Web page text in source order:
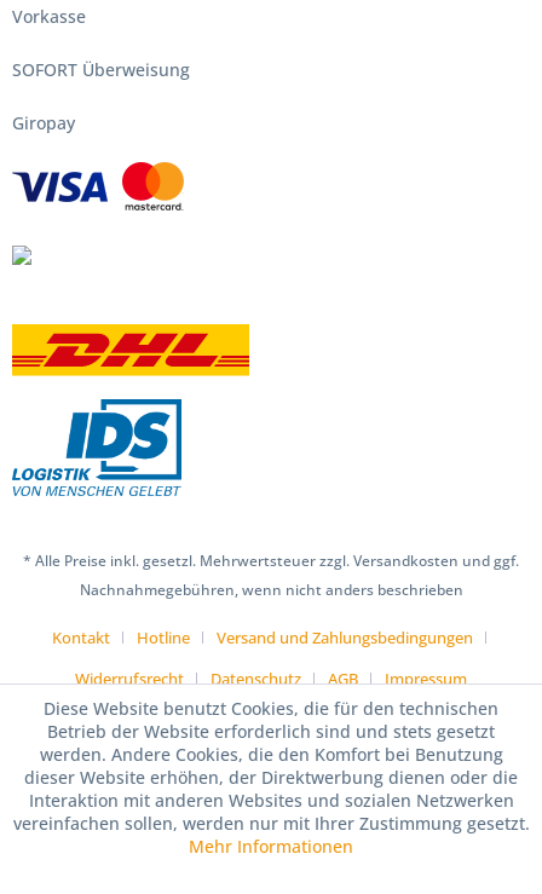
Vorkasse
SOFORT Überweisung
Giropay
* Alle Preise inkl. gesetzl. Mehrwertsteuer zzgl. Versandkosten und ggf.
Nachnahmegebühren, wenn nicht anders beschrieben
Kontakt Hotline
Versand und Zahlungsbedingungen
Widerrufsrecht
Datenschutz AGB Impressum
Diese Website benutzt Cookies, die für den technischen
Betrieb der Website erforderlich sind und stets gesetzt
werden. Andere Cookies, die den Komfort bei Benutzung
dieser Website erhöhen, der Direktwerbung dienen oder die
Interaktion mit anderen Websites und sozialen Netzwerken
vereinfachen sollen, werden nur mit Ihrer Zustimmung gesetzt.
Mehr Informationen